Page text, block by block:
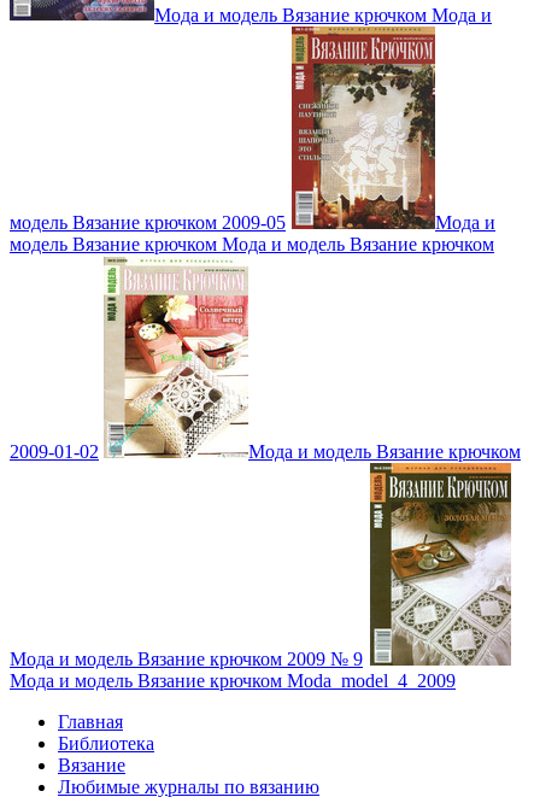
Мода и модель Вязание крючком Мода и
модель Вязание крючком 2009-05
Мода и
модель Вязание крючком Мода и модель Вязание крючком
2009-01-02 Мода и модель Вязание крючком
Мода и модель Вязание крючком 2009 № 9
Мода и модель Вязание крючком Moda_model_4_2009
Главная
Библиотека
Вязание
Любимые журналы по вязанию